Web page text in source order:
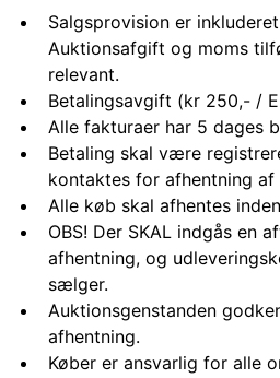
Salgsprovision er
Auktionsafgift og moms
relevant.
Betalingsavgift (kr 250,- /
Alle fakturaer har 5 dages
Betaling skal være
kontaktes for afhentning
Alle køb skal afhentes
OBS! Der SKAL indgås en
afhentning, og
sælger.
Auktionsgenstanden
afhentning.
Køber er ansvarlig for alle